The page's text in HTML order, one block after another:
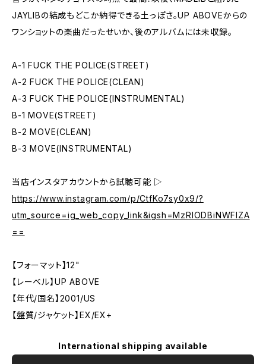
JAYLIBの結成もどこか納得できる土っぽさ。UP ABOVEからの
ワンショットの楽曲だったせいか、後のアルバムには未収録。
A-1 FUCK THE POLICE(STREET)
A-2 FUCK THE POLICE(CLEAN)
A-3 FUCK THE POLICE(INSTRUMENTAL)
B-1 MOVE(STREET)
B-2 MOVE(CLEAN)
B-3 MOVE(INSTRUMENTAL)
当店インスタアカウントから試聴可能 ▷
https://www.instagram.com/p/CtfKo7sy0x9/?
utm_source=ig_web_copy_link&igsh=MzRlODBiNWFlZA
==
【フォーマット】12"
【レーベル】UP ABOVE
【年代/国名】2001/US
【盤質/ジャケット】EX/EX+
International shipping available